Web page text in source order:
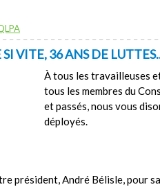
SI VITE, 36 ANS DE
À tous les travailleuses
tous les membres du
et passés, nous vous
déployés.
président, André Bélisle, pour